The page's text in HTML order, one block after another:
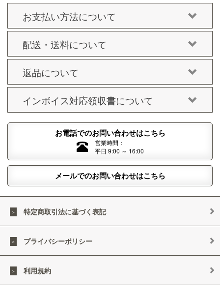
お支払い方法について
配送・送料について
返品について
インボイス対応領収書について
お電話でのお問い合わせはこちら
営業時間：
平日 9:00 ～ 16:00
メールでのお問い合わせはこちら
特定商取引法に基づく表記
プライバシーポリシー
利用規約